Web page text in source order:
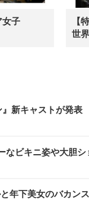
女子
【
世界
新キャストが発表
ビキニ姿や大胆シ
年下美女のバカン